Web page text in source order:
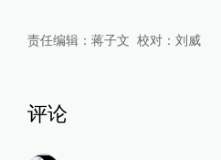
责任编辑： 蒋子文 校对： 刘威
评论